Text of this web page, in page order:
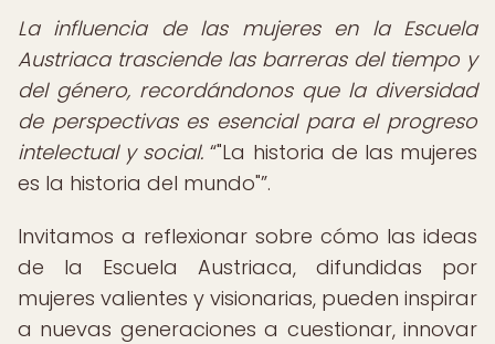
La influencia de las mujeres en la Escuela
Austriaca trasciende las barreras del tiempo y
del género, recordándonos que la diversidad
de perspectivas es esencial para el progreso
intelectual y social. "La historia de las mujeres
es la historia del mundo" .
Invitamos a reflexionar sobre cómo las ideas
de la Escuela Austriaca, difundidas por
mujeres valientes y visionarias, pueden inspirar
a nuevas generaciones a cuestionar, innovar